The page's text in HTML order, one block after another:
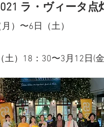
）〜6日（土）
土）18：30〜3月12日(
ラ・ヴィータ点